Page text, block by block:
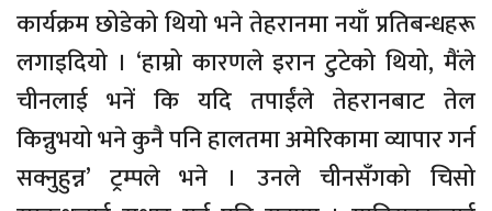
कार्यक्रम छोडेको थियो भने तेहरानमा नयाँ प्रतिबन्धहरू
लगाइदियो । ‘हाम्रो कारणले इरान टुटेको थियो, मैंले
चीनलाई भनें कि यदि तपाईंले तेहरानबाट तेल
किन्नुभयो भने कुनै पनि हालतमा अमेरिकामा व्यापार गर्न
सक्नुहुन्न’ ट्रम्पले भने । उनले चीनसँगको चिसो